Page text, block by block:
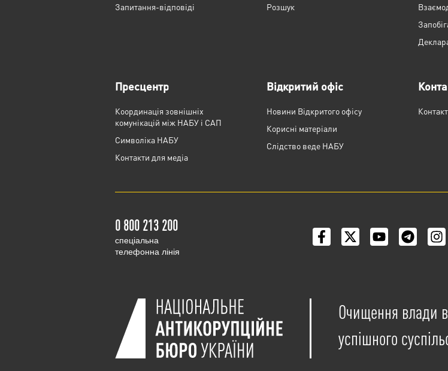
Запитання-відповіді
Розшук
Пресцентр
Координація зовнішніх
комунікацій між НАБУ і САП
Cимволіка НАБУ
Контакти для медіа
Відкритий офіс
Новини Відкритого офісу
Корисні матеріали
Слідство веде НАБУ
0 800 213 200
cпеціальна
телефонна лінія
Очищення влади
успішного